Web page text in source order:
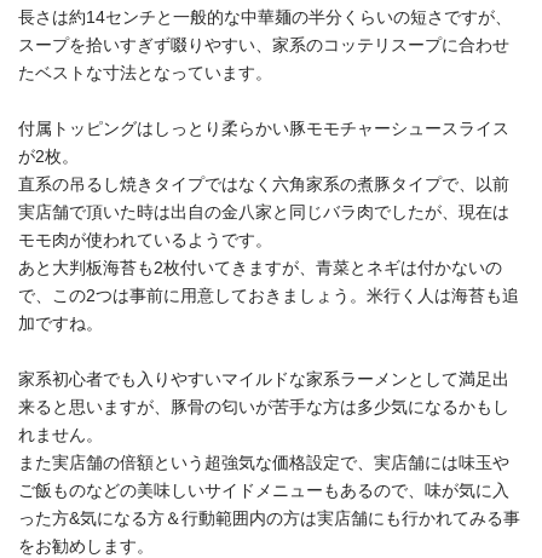
長さは約14センチと一般的な中華麺の半分くらいの短さですが、
スープを拾いすぎず啜りやすい、家系のコッテリスープに合わせ
たベストな寸法となっています。
付属トッピングはしっとり柔らかい豚モモチャーシュースライス
が2枚。
直系の吊るし焼きタイプではなく六角家系の煮豚タイプで、以前
実店舗で頂いた時は出自の金八家と同じバラ肉でしたが、現在は
モモ肉が使われているようです。
あと大判板海苔も2枚付いてきますが、青菜とネギは付かないの
で、この2つは事前に用意しておきましょう。米行く人は海苔も追
加ですね。
家系初心者でも入りやすいマイルドな家系ラーメンとして満足出
来ると思いますが、豚骨の匂いが苦手な方は多少気になるかもし
れません。
また実店舗の倍額という超強気な価格設定で、実店舗には味玉や
ご飯ものなどの美味しいサイドメニューもあるので、味が気に入
った方&気になる方＆行動範囲内の方は実店舗にも行かれてみる事
をお勧めします。